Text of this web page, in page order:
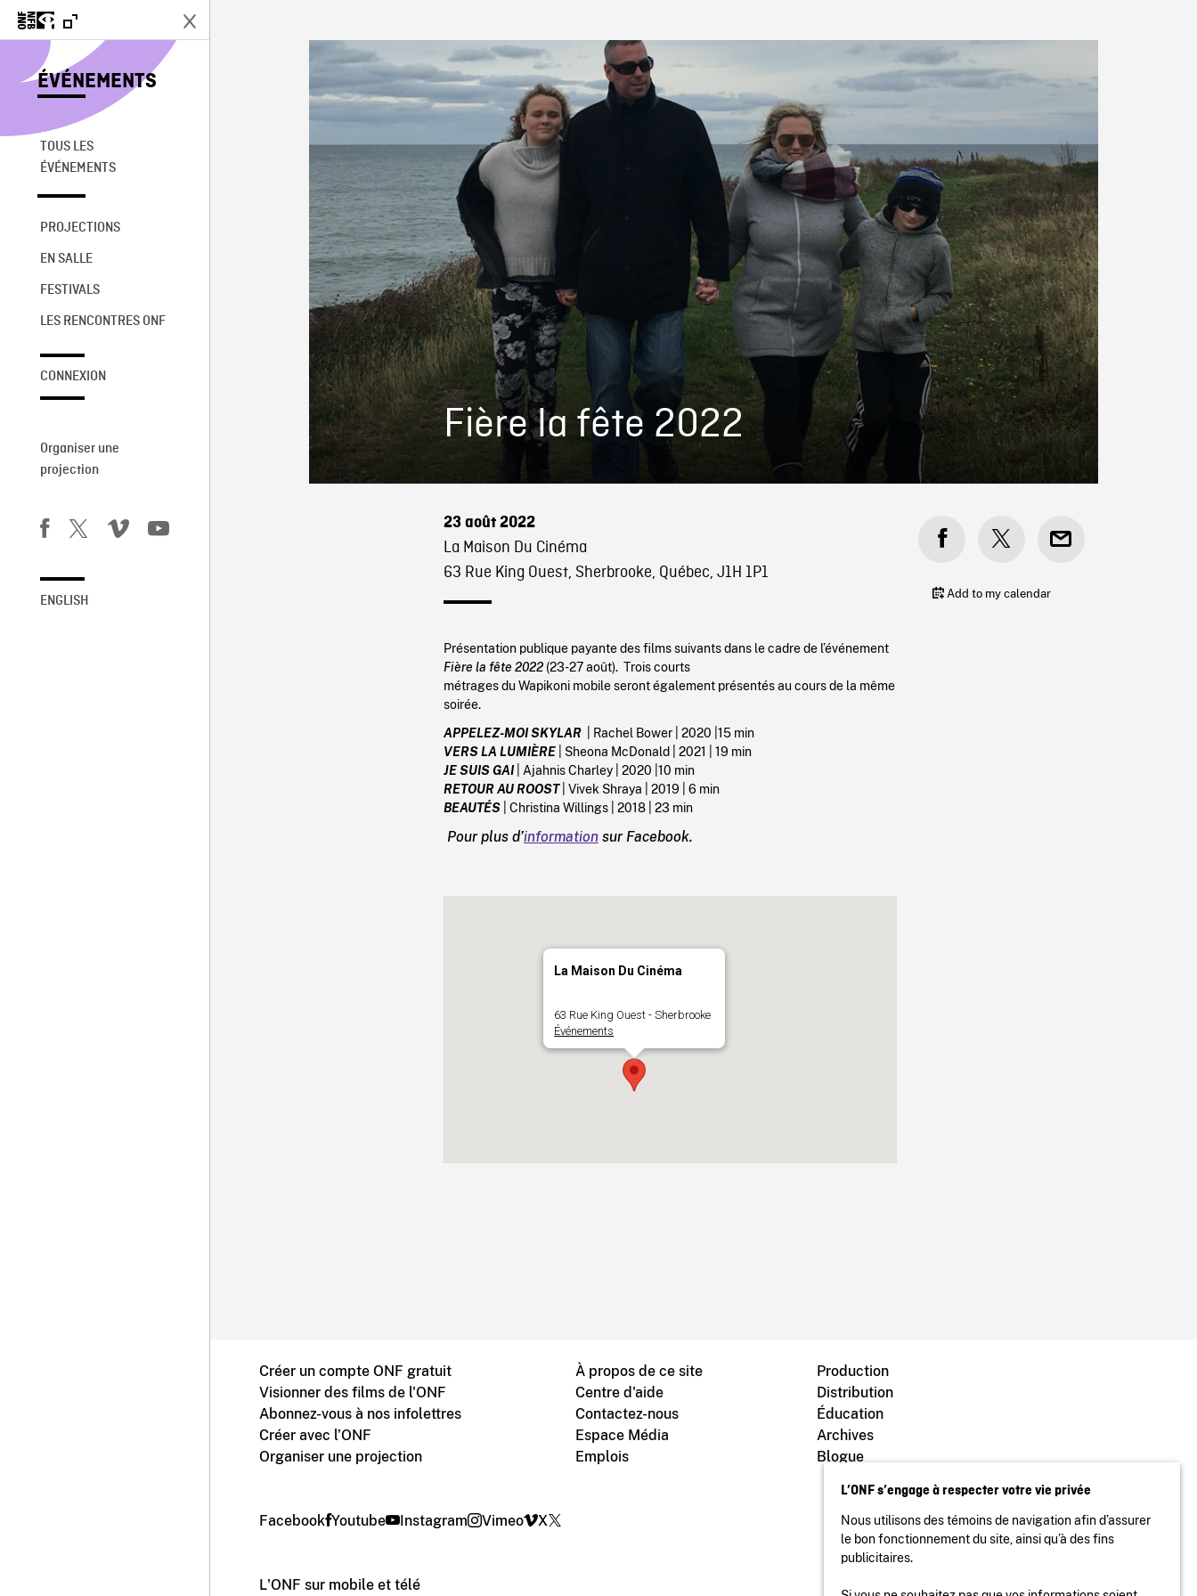
ÉVÉNEMENTS
TOUS LES
ÉVÉNEMENTS
PROJECTIONS
EN SALLE
FESTIVALS
LES RENCONTRES ONF
CONNEXION
Organiser une
projection
ENGLISH
Fière la fête 2022
23 août 2022
La Maison Du Cinéma
63 Rue King Ouest, Sherbrooke, Québec, J1H 1P1
Présentation publique payantedes films suivantsdans le cadre de l’événement
Fière la fête 2022 (23-27 août). Trois courts
métrages du Wapikoni mobile seront également présentés au cours de la même
soirée.
APPELEZ-MOI SKYLAR
| Rachel Bower | 2020 |15 min
VERS LA LUMIÈRE| Sheona McDonald | 2021 | 19 min
JE SUIS GAI
| Ajahnis Charley | 2020 |10 min
RETOUR AU ROOST| Vivek Shraya | 2019 | 6 min
BEAUTÉS | Christina Willings | 2018 | 23 min
Pour plus d’informationsur Facebook.
La Maison Du Cinéma
63 Rue King Ouest - Sherbrooke
Événements
Add to my calendar
Créer un compte ONF gratuit
Visionner des films de l'ONF
Abonnez-vous à nos infolettres
Créer avec l’ONF
Organiser une projection
À propos de ce site
Centre d'aide
Contactez-nous
Espace Média
Emplois
Production
Distribution
Éducation
Archives
Blogue
Facebook Youtube Instagram Vimeo X
L'ONF sur mobile et télé
L’ONF s’engage à respecter votre vie privée
Nous utilisons des témoins de navigation afin d’assurer
le bon fonctionnement du site, ainsi qu’à des fins
publicitaires.